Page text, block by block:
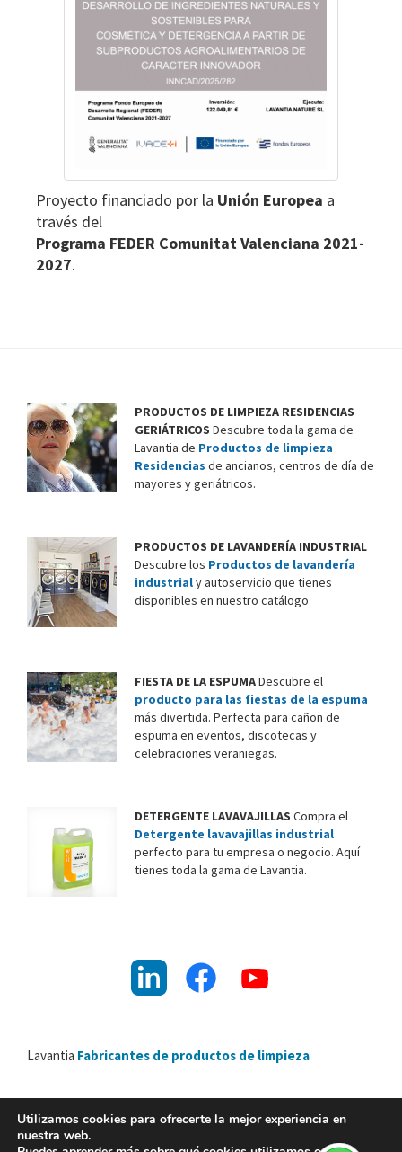
Proyecto financiado por la Unión Europea a
través del
Programa FEDER Comunitat Valenciana 2021-
2027.
PRODUCTOS DE LIMPIEZA RESIDENCIAS
GERIÁTRICOS Descubre toda la gama de
Lavantia de Productos de limpieza
Residencias de ancianos, centros de día de
mayores y geriátricos.
PRODUCTOS DE LAVANDERÍA INDUSTRIAL
Descubre los Productos de lavandería
industrialy autoservicio que tienes
disponibles en nuestro catálogo
FIESTA DE LA ESPUMADescubre el
producto para las fiestas de la espuma
más divertida. Perfecta para cañon de
espuma en eventos, discotecas y
celebraciones veraniegas.
DETERGENTE LAVAVAJILLAS Compra el
Detergente lavavajillas industrial
perfecto para tu empresa o negocio. Aquí
tienes toda la gama de Lavantia.
Lavantia Fabricantes de productos de limpieza
Utilizamos cookies para ofrecerte la mejor experiencia en
nuestra web.